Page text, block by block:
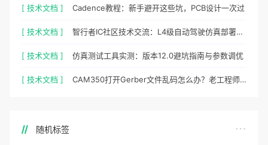
[ 技术文档 ] Cadence教程：新手避开这些坑，PCB设计一次过
[ 技术文档 ] 智行者IC社区技术交流：L4级自动驾驶仿真部署实操指南
[ 技术文档 ] 仿真测试工具实测：版本12.0避坑指南与参数调优
[ 技术文档 ] CAM350打开Gerber文件乱码怎么办？老工程师实测避坑指南
随机标签